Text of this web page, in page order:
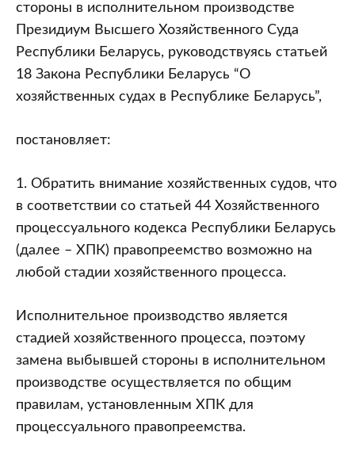
стороны в исполнительном производстве
Президиум Высшего Хозяйственного Суда
Республики Беларусь, руководствуясь статьей
18 Закона Республики Беларусь “О
хозяйственных судах в Республике Беларусь”,
постановляет:
1. Обратить внимание хозяйственных судов, что
в соответствии со статьей 44 Хозяйственного
процессуального кодекса Республики Беларусь
(далее – ХПК) правопреемство возможно на
любой стадии хозяйственного процесса.
Исполнительное производство является
стадией хозяйственного процесса, поэтому
замена выбывшей стороны в исполнительном
производстве осуществляется по общим
правилам, установленным ХПК для
процессуального правопреемства.